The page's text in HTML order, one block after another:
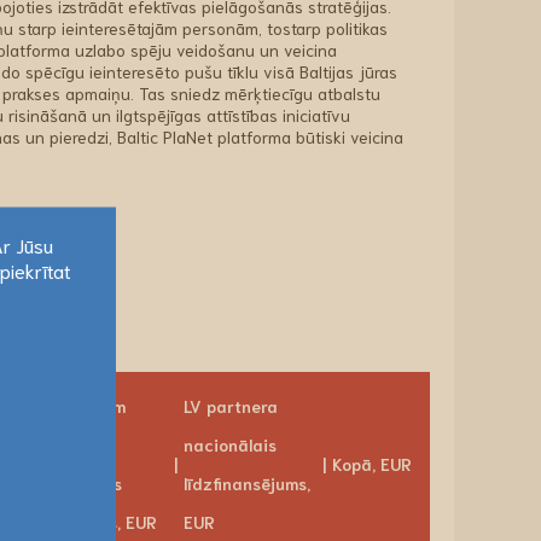
izstrādāt efektīvas pielāgošanās stratēģijas.
starp ieinteresētajām personām, tostarp politikas
uzlabo spēju veidošanu un veicina
spēcīgu ieinteresēto pušu tīklu visā Baltijas jūras
apmaiņu. Tas sniedz mērķtiecīgu atbalstu
risināšanā un ilgtspējīgas attīstības iniciatīvu
un pieredzi, Baltic PlaNet platforma būtiski veicina
LV partnerim
programmas
finansējums, EUR
LV partnera
nacionālais
līdzfinansējums,
EUR
Kopā, EUR
Jūsu